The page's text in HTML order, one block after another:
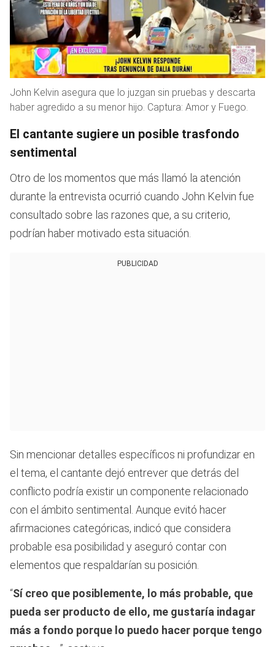
John Kelvin asegura que lo juzgan sin pruebas y descarta
haber agredido a su menor hijo. Captura: Amor y Fuego.
El cantante sugiere un posible trasfondo
sentimental
Otro de los momentos que más llamó la atención
durante la entrevista ocurrió cuando John Kelvin fue
consultado sobre las razones que, a su criterio,
podrían haber motivado esta situación.
PUBLICIDAD
Sin mencionar detalles específicos ni profundizar en
el tema, el cantante dejó entrever que detrás del
conflicto podría existir un componente relacionado
con el ámbito sentimental. Aunque evitó hacer
afirmaciones categóricas, indicó que considera
probable esa posibilidad y aseguró contar con
elementos que respaldarían su posición.
“Sí creo que posiblemente, lo más probable, que
pueda ser producto de ello, me gustaría indagar
más a fondo porque lo puedo hacer porque tengo